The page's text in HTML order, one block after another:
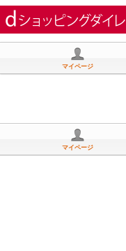
マイページ
マイページ